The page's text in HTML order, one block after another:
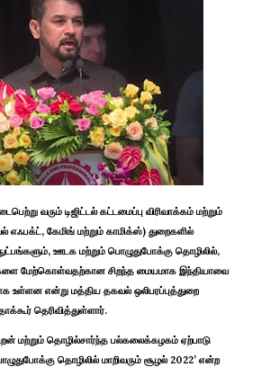
வரும் டிஜிட்டல் கட்டமைப்பு விரிவாக்கம் மற்றும்
எஃபக்ட், கேமிங் மற்றும் காமிக்ஸ்) துறைகளில்
ஊடக மற்றும் பொழுதுபோக்கு தொழிலில்,
மேற்கொள்வதற்கான சிறந்த மையமாக இந்தியாவை
என்று மத்திய தகவல் ஒலிபரப்புத்துறை
தெரிவித்துள்ளார்.
மற்றும் தொழில்சார்ந்த பல்கலைக்கழகம் ஏற்பாடு
தொழிலில் மாறிவரும் சூழல் 2022’ என்ற